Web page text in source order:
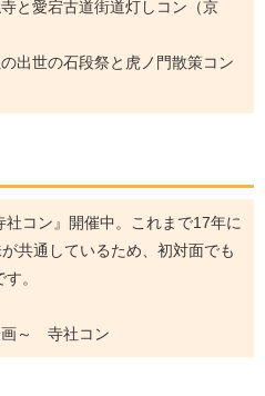
と愛宕古道街道灯しコン（京
出世の石段祭と虎ノ門散策コン
コン』開催中。これまで17年に
共通しているため、初対面でも
。
画～ 寺社コン